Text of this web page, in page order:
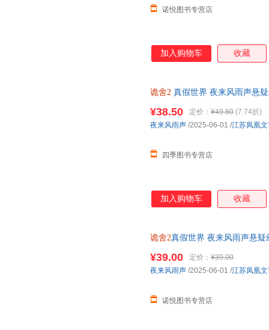
诺悦图书专营店
加入购物车 收藏
诡舍2 真假世界 夜来风雨声悬
¥38.50 定价： ¥49.80 (7.74折)
四季图书专营店
夜来风雨声 /2025-06-01 /江苏凤凰
加入购物车 收藏
诡舍2真假世界 夜来风雨声悬疑
¥39.00 定价： ¥39.00
诺悦图书专营店
夜来风雨声 /2025-06-01 /江苏凤凰